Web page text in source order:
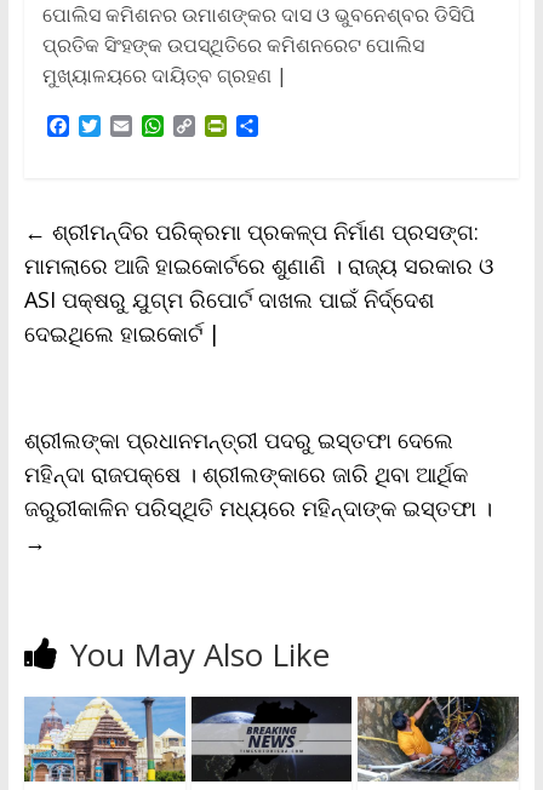
ପୋଲିସ କମିଶନର ଉମାଶଙ୍କର ଦାସ ଓ ଭୁବନେଶ୍ବର ଡିସିପି
ପ୍ରତିକ ସିଂହଙ୍କ ଉପସ୍ଥିତିରେ କମିଶନରେଟ ପୋଲିସ
ମୁଖ୍ୟାଳୟରେ ଦାୟିତ୍ବ ଗ୍ରହଣ |
F
o
o
k
T
e
r
E
W
A
p
p
C
i
n
k
P
F
r
i
e
S
← ଶ୍ରୀମନ୍ଦିର ପରିକ୍ରମା ପ୍ରକଳ୍ପ ନିର୍ମାଣ ପ୍ରସଙ୍ଗ:
ମାମଲାରେ ଆଜି ହାଇକୋର୍ଟରେ ଶୁଣାଣି । ରାଜ୍ୟ ସରକାର ଓ
ASI ପକ୍ଷରୁ ଯୁଗ୍ମ ରିପୋର୍ଟ ଦାଖଲ ପାଇଁ ନିର୍ଦ୍ଦେଶ
ଦେଇଥିଲେ ହାଇକୋର୍ଟ |
ଶ୍ରୀଲଙ୍କା ପ୍ରଧାନମନ୍ତ୍ରୀ ପଦରୁ ଇସ୍ତଫା ଦେଲେ
ମହିନ୍ଦା ରାଜପକ୍ଷେ । ଶ୍ରୀଲଙ୍କାରେ ଜାରି ଥିବା ଆର୍ଥିକ
ଜରୁରୀକାଳିନ ପରିସ୍ଥିତି ମଧ୍ୟରେ ମହିନ୍ଦାଙ୍କ ଇସ୍ତଫା ।
→
You May Also Like